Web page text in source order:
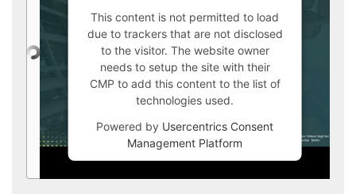
This content is not permitted to load
due to trackers that are not disclosed
to the visitor. The website owner
needs to setup the site with their
CMP to add this content to the list of
technologies used.
Powered by Usercentrics Consent
Management Platform